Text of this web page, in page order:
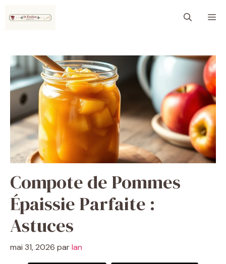
Compote de Pommes
Épaissie Parfaite :
Astuces
mai 31, 2026 parIan